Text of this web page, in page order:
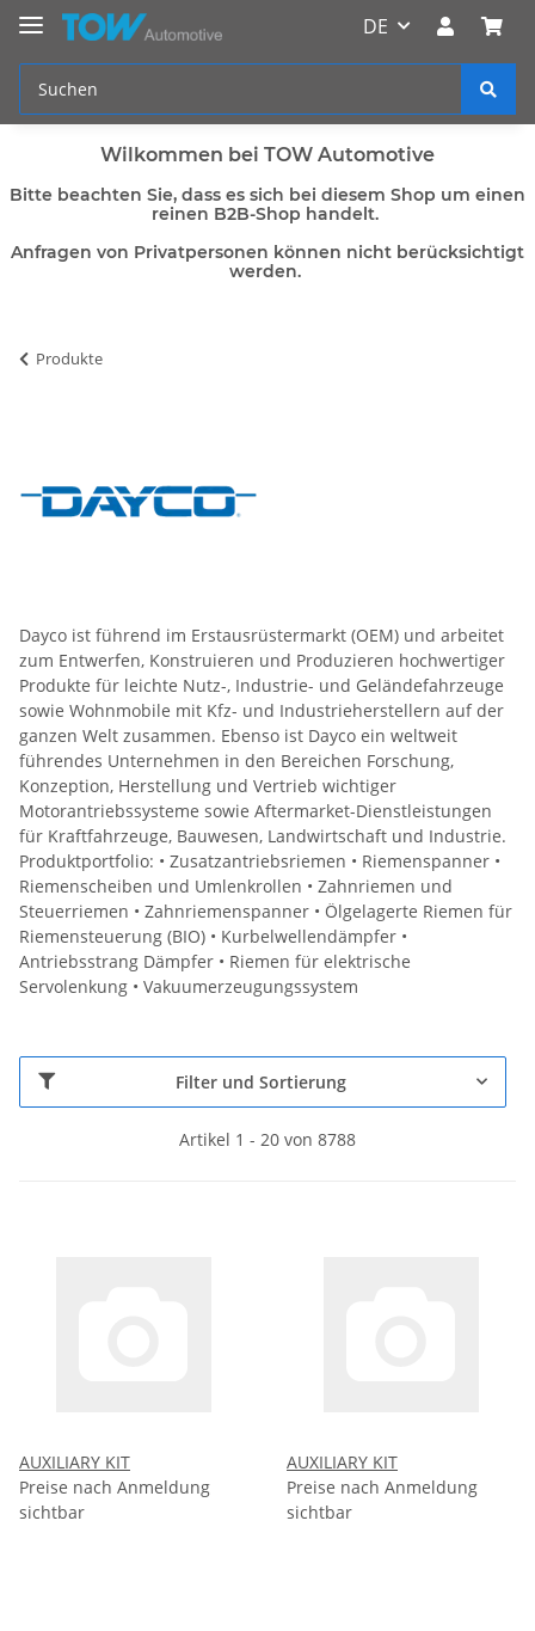
DE
Wilkommen bei TOW Automotive
Bitte beachten Sie, dass es sich bei diesem Shop um einen
reinen B2B-Shop handelt.
Anfragen von Privatpersonen können nicht berücksichtigt
werden.
Produkte
Dayco ist führend im Erstausrüstermarkt (OEM) und arbeitet
zum Entwerfen, Konstruieren und Produzieren hochwertiger
Produkte für leichte Nutz-, Industrie- und Geländefahrzeuge
sowie Wohnmobile mit Kfz- und Industrieherstellern auf der
ganzen Welt zusammen. Ebenso ist Dayco ein weltweit
führendes Unternehmen in den Bereichen Forschung,
Konzeption, Herstellung und Vertrieb wichtiger
Motorantriebssysteme sowie Aftermarket-Dienstleistungen
für Kraftfahrzeuge, Bauwesen, Landwirtschaft und Industrie.
Produktportfolio: • Zusatzantriebsriemen • Riemenspanner •
Riemenscheiben und Umlenkrollen • Zahnriemen und
Steuerriemen • Zahnriemenspanner • Ölgelagerte Riemen für
Riemensteuerung (BIO) • Kurbelwellendämpfer •
Antriebsstrang Dämpfer • Riemen für elektrische
Servolenkung • Vakuumerzeugungssystem
Filter und Sortierung
Artikel 1 - 20 von 8788
AUXILIARY KIT
Preise nach Anmeldung
sichtbar
AUXILIARY KIT
Preise nach Anmeldung
sichtbar